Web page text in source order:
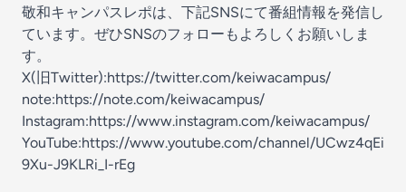
敬和キャンパスレポは、下記SNSにて番組情報を発信し
ています。ぜひSNSのフォローもよろしくお願いしま
す。
X(旧Twitter):https://twitter.com/keiwacampus/
note:https://note.com/keiwacampus/
Instagram:https://www.instagram.com/keiwacampus/
YouTube:https://www.youtube.com/channel/UCwz4qEi
9Xu-J9KLRi_I-rEg